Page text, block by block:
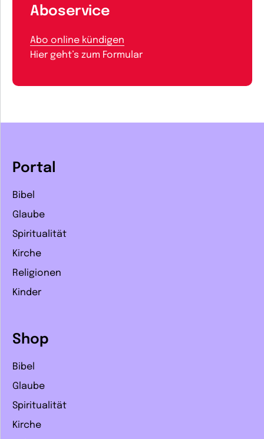
Aboservice
Abo online kündigen
Hier geht’s zum Formular
Portal
Bibel
Glaube
Spiritualität
Kirche
Religionen
Kinder
Shop
Bibel
Glaube
Spiritualität
Kirche